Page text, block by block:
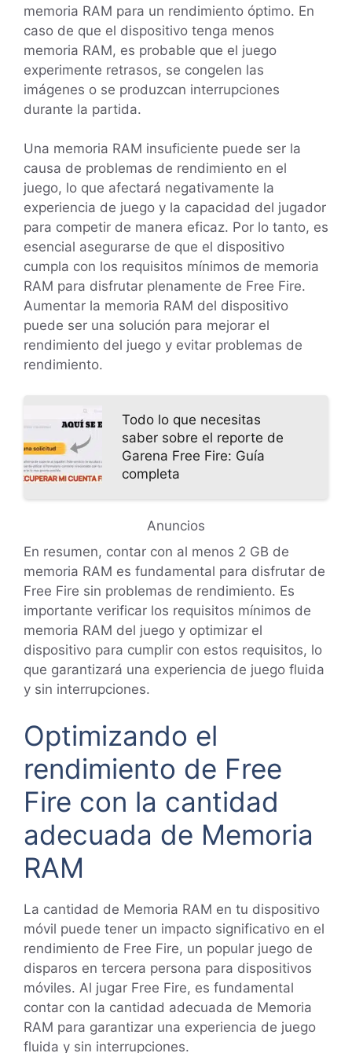
memoria RAM para un rendimiento óptimo. En
caso de que el dispositivo tenga menos
memoria RAM, es probable que el juego
experimente retrasos, se congelen las
imágenes o se produzcan interrupciones
durante la partida.
Una memoria RAM insuficiente puede ser la
causa de problemas de rendimiento en el
juego, lo que afectará negativamente la
experiencia de juego y la capacidad del jugador
para competir de manera eficaz. Por lo tanto, es
esencial asegurarse de que el dispositivo
cumpla con los requisitos mínimos de memoria
RAM para disfrutar plenamente de Free Fire.
Aumentar la memoria RAM del dispositivo
puede ser una solución para mejorar el
rendimiento del juego y evitar problemas de
rendimiento.
Todo lo que necesitas
saber sobre el reporte de
Garena Free Fire: Guía
completa
Anuncios
En resumen, contar con al menos 2 GB de
memoria RAM es fundamental para disfrutar de
Free Fire sin problemas de rendimiento. Es
importante verificar los requisitos mínimos de
memoria RAM del juego y optimizar el
dispositivo para cumplir con estos requisitos, lo
que garantizará una experiencia de juego fluida
y sin interrupciones.
Optimizando el
rendimiento de Free
Fire con la cantidad
adecuada de Memoria
RAM
La cantidad de Memoria RAM en tu dispositivo
móvil puede tener un impacto significativo en el
rendimiento de Free Fire, un popular juego de
disparos en tercera persona para dispositivos
móviles. Al jugar Free Fire, es fundamental
contar con la cantidad adecuada de Memoria
RAM para garantizar una experiencia de juego
fluida y sin interrupciones.